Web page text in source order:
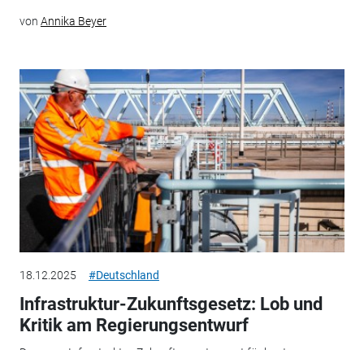
von Annika Beyer
18.12.2025 #Deutschland
Infrastruktur-Zukunftsgesetz: Lob und
Kritik am Regierungsentwurf